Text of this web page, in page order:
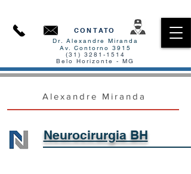
CONTATO
Dr. Alexandre Miranda
Av. Contorno 3915
(31) 3281-1514
Belo Horizonte - MG
Alexandre Miranda
Neurocirurgia BH​